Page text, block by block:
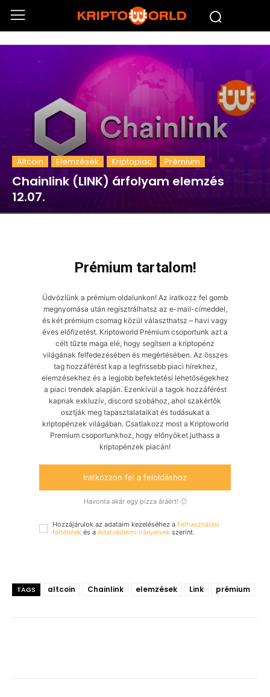
Altcoin Elemzések Kriptopiac Prémium
Chainlink (LINK) árfolyam elemzés
12.07.
Prémium tartalom!
Üdvözlünk a prémium oldalunkon! Az iratkozz fel gomb
megnyomása után regisztrálhatsz az e-mail-címeddel,
és két prémium csomag közül választhatsz – havi vagy
éves előfizetést. Kriptoworld Prémium csoportunk azt a
célt tűzte maga elé, hogy segítsen a kriptopénz
világának felfedezésében és megértésében. Az összes
tag hozzáférést kap a legfrissebb piaci hírekhez,
elemzésekhez és a legjobb befektetési lehetőségekhez
a piaci trendek alapján. Ezenkívül a tagok hozzáférést
kapnak exkluzív, discord szobához, ahol szakértők
osztják meg tapasztalataikat és tudásukat a
kriptopénzek világában. Csatlakozz most a Kriptoworld
Premium csoportunkhoz, hogy előnyöket juthass a
kriptopénzek piacán!
Iratkozzon fel a feloldáshoz
Havonta akár egy pizza áráért! 🙂
Hozzájárulok az adataim kezeléséhez a Felhasználási
feltételek és a Adatvédelmi irányelvek szerint.
TAGS altcoin Chainlink elemzések Link prémium